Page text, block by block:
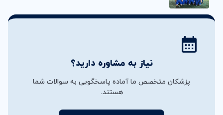
نیاز به مشاوره دارید؟
پزشکان متخصص ما آماده پاسخگویی به سوالات شما
هستند.